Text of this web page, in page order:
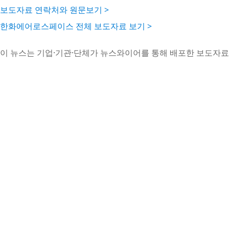
보도자료 연락처와 원문보기 >
한화에어로스페이스 전체 보도자료 보기 >
이 뉴스는 기업·기관·단체가 뉴스와이어를 통해 배포한 보도자